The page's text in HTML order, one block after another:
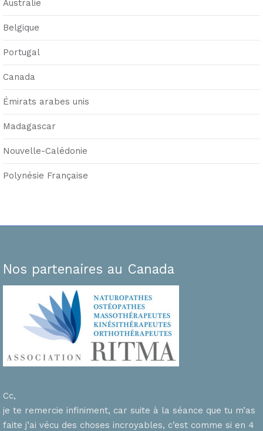
Australie
Belgique
Portugal
Canada
Émirats arabes unis
Madagascar
Nouvelle-Calédonie
Polynésie Française
Nos partenaires au Canada
Cc,
je te remercie infiniment, car suite à la séance que tu m’as
faite j’ai vécu des choses incroyables, c’est comme si en 4